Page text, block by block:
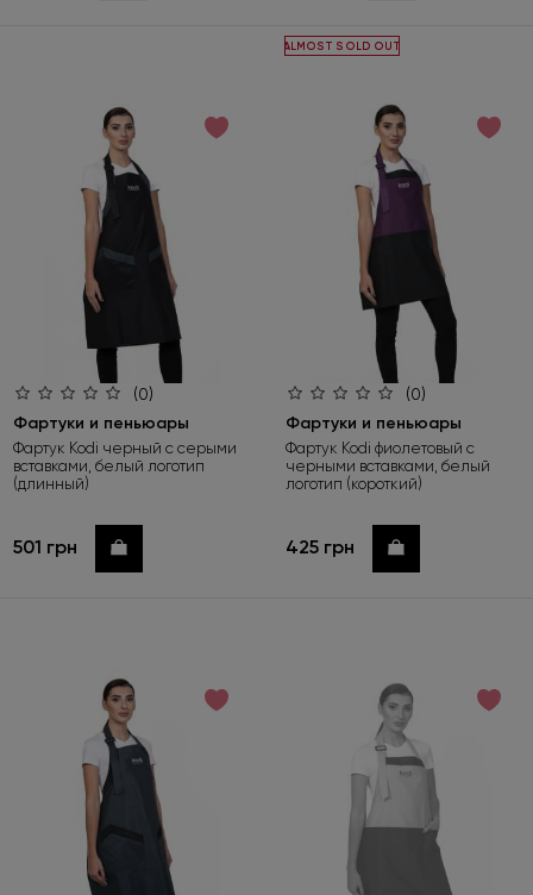
(0)
Фартуки и пеньюары
Фартук Kodi черный с серыми
вставками, белый логотип
(длинный)
501 грн Купить
ALMOST SOLD OUT
(0)
Фартуки и пеньюары
Фартук Kodi фиолетовый с
черными вставками, белый
логотип (короткий)
425 грн Купить